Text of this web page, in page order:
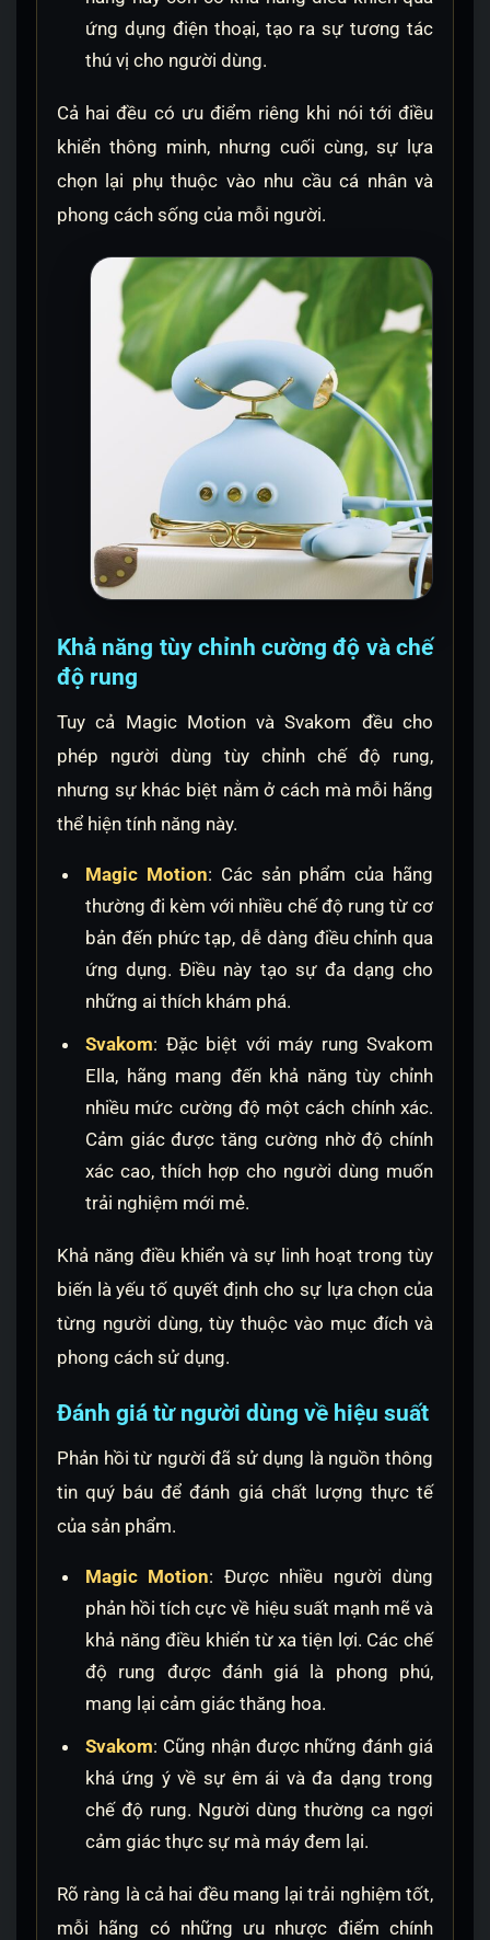
ứng dụng điện thoại, tạo ra sự tương tác
thú vị cho người dùng.
Cả hai đều có ưu điểm riêng khi nói tới điều
khiển thông minh, nhưng cuối cùng, sự lựa
chọn lại phụ thuộc vào nhu cầu cá nhân và
phong cách sống của mỗi người.
Khả năng tùy chỉnh cường độ và chế
độ rung
Tuy cả Magic Motion và Svakom đều cho
phép người dùng tùy chỉnh chế độ rung,
nhưng sự khác biệt nằm ở cách mà mỗi hãng
thể hiện tính năng này.
Magic Motion: Các sản phẩm của hãng
thường đi kèm với nhiều chế độ rung từ cơ
bản đến phức tạp, dễ dàng điều chỉnh qua
ứng dụng. Điều này tạo sự đa dạng cho
những ai thích khám phá.
Svakom: Đặc biệt với máy rung Svakom
Ella, hãng mang đến khả năng tùy chỉnh
nhiều mức cường độ một cách chính xác.
Cảm giác được tăng cường nhờ độ chính
xác cao, thích hợp cho người dùng muốn
trải nghiệm mới mẻ.
Khả năng điều khiển và sự linh hoạt trong tùy
biến là yếu tố quyết định cho sự lựa chọn của
từng người dùng, tùy thuộc vào mục đích và
phong cách sử dụng.
Đánh giá từ người dùng về hiệu suất
Phản hồi từ người đã sử dụng là nguồn thông
tin quý báu để đánh giá chất lượng thực tế
của sản phẩm.
Magic Motion: Được nhiều người dùng
phản hồi tích cực về hiệu suất mạnh mẽ và
khả năng điều khiển từ xa tiện lợi. Các chế
độ rung được đánh giá là phong phú,
mang lại cảm giác thăng hoa.
Svakom: Cũng nhận được những đánh giá
khá ứng ý về sự êm ái và đa dạng trong
chế độ rung. Người dùng thường ca ngợi
cảm giác thực sự mà máy đem lại.
Rõ ràng là cả hai đều mang lại trải nghiệm tốt,
mỗi hãng có những ưu nhược điểm chính